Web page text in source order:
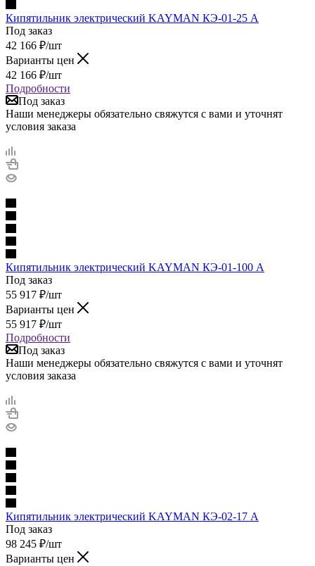
Кипятильник электрический KAYMAN КЭ-01-25 А
Под заказ
42 166 ₽/шт
Варианты цен
42 166 ₽/шт
Подробности
Под заказ
Наши менеджеры обязательно свяжутся с вами и уточнят
условия заказа
Кипятильник электрический KAYMAN КЭ-01-100 А
Под заказ
55 917 ₽/шт
Варианты цен
55 917 ₽/шт
Подробности
Под заказ
Наши менеджеры обязательно свяжутся с вами и уточнят
условия заказа
Кипятильник электрический KAYMAN КЭ-02-17 А
Под заказ
98 245 ₽/шт
Варианты цен